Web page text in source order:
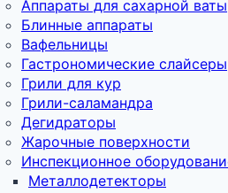
Аппараты для сахарной ваты
Блинные аппараты
Вафельницы
Гастрономические слайсеры
Грили для кур
Грили-саламандра
Дегидраторы
Жарочные поверхности
Инспекционное
Металлодетекторы